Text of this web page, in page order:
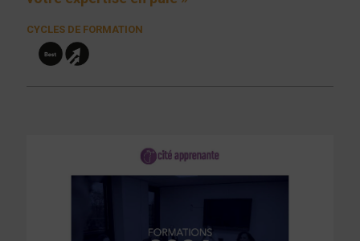
CYCLES DE FORMATION